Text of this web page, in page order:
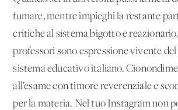
fumare, mentre impieghi la restante
critiche al sistema bigotto e
professori sono espressione vivente
sistema educativo italiano.
all’esame con timore reverenziale e
per la materia. Nel tuo Instagram non